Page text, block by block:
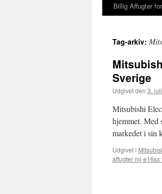
Hop
indhold
Billig Affugter
Tag-arkiv:
Sverige
Udgivet den 3.
Mitsubishi
hjemmet. Med
markedet i sin
Udgivet i
affugter mj-e16sx